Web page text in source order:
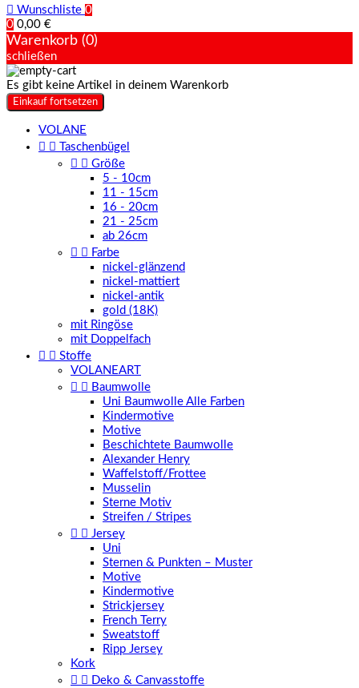
 Wunschliste 0
0 0,00 €
Warenkorb (0)
schließen
Es gibt keine Artikel in deinem Warenkorb
Einkauf fortsetzen
VOLANE
 
Taschenbügel
  Größe
5 - 10cm
11 - 15cm
16 - 20cm
21 - 25cm
ab 26cm
  Farbe
nickel-glänzend
nickel-mattiert
nickel-antik
gold (18K)
mit Ringöse
mit Doppelfach
  Stoffe
VOLANEART
  Baumwolle
Uni Baumwolle Alle Farben
Kindermotive
Motive
Beschichtete Baumwolle
Alexander Henry
Waffelstoff/Frottee
Musselin
Sterne Motiv
Streifen / Stripes
  Jersey
Uni
Sternen & Punkten – Muster
Motive
Kindermotive
Strickjersey
French Terry
Sweatstoff
Ripp Jersey
Kork
  Deko & Canvasstoffe